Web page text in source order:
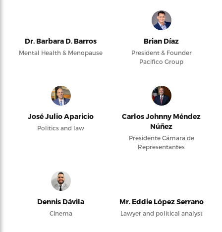
Dr. Barbara D. Barros
Mental Health & Menopause
Brian Díaz
President & Founder
Pacifico Group
José Julio Aparicio
Politics and law
Carlos Johnny Méndez
Núñez
Presidente Cámara de
Representantes
Dennis Dávila
Cinema
Mr. Eddie López Serrano
Lawyer and political analyst